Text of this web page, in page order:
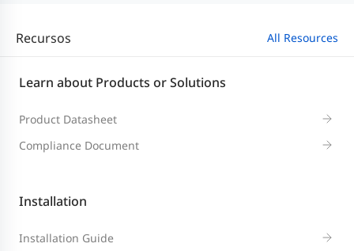
Recursos All Resources
Learn about Products or Solutions
Product Datasheet
Compliance Document
Installation
Installation Guide